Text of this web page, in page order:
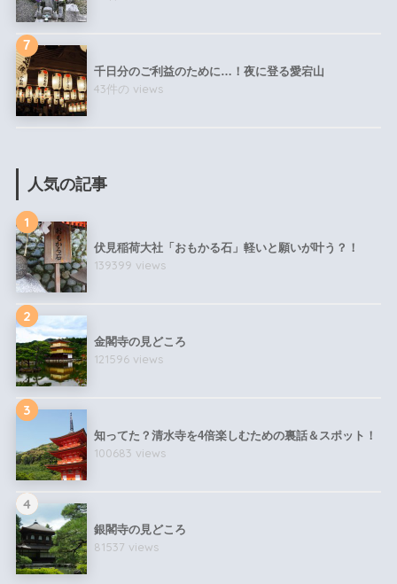
千日分のご利益のために…！夜に登る愛宕山
43件の views
人気の記事
1
伏見稲荷大社「おもかる石」軽いと願いが叶う？！
139399 views
2
金閣寺の見どころ
121596 views
3
知ってた？清水寺を4倍楽しむための裏話＆スポット！
100683 views
4
銀閣寺の見どころ
81537 views